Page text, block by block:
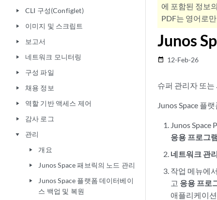
play_arrow CLI 구성(Configlet)
play_arrow 이미지 및 스크립트
play_arrow 보고서
play_arrow 네트워크 모니터링
play_arrow 구성 파일
play_arrow 채용 정보
play_arrow 역할 기반 액세스 제어
play_arrow 감사 로그
play_arrow 관리
play_arrow 개요
play_arrow Junos Space 패브릭의 노드 관리
play_arrow
Junos Space 플랫폼 데이터베이
스 백업 및 복원
에 포함된 정보
PDF는 영어로
Junos
date_range 12-Feb-26
슈퍼 관리자 또는
Junos Space 플
Junos Space
응용 프로그
네트워크 관
작업 메뉴에서
고 응용 프로
애플리케이